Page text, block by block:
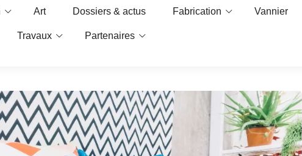
Art Dossiers & actus Fabrication Vannier
Travaux Partenaires